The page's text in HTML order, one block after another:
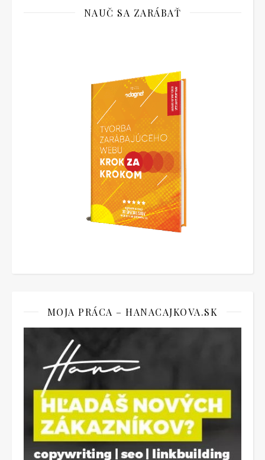
NAUČ SA ZARÁBAŤ
MOJA PRÁCA – HANACAJKOVA.SK